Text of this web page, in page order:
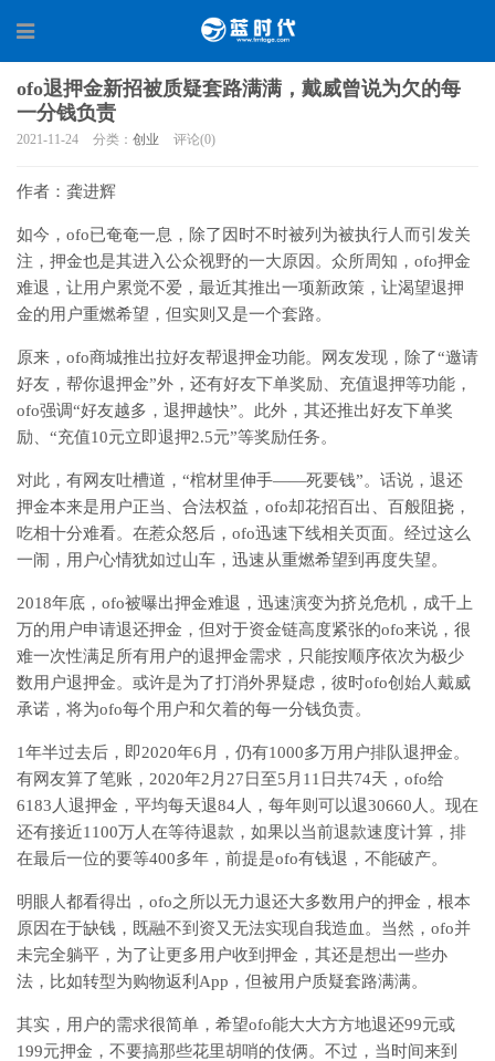
ofo退押金新招被质疑套路满满，戴威曾说为欠的每
一分钱负责
2021-11-24 分类： 创业 评论(0)
作者：龚进辉
如今，ofo已奄奄一息，除了因时不时被列为被执行人而引发关
注，押金也是其进入公众视野的一大原因。众所周知，ofo押金
难退，让用户累觉不爱，最近其推出一项新政策，让渴望退押
金的用户重燃希望，但实则又是一个套路。
原来，ofo商城推出拉好友帮退押金功能。网友发现，除了“邀请
好友，帮你退押金”外，还有好友下单奖励、充值退押等功能，
ofo强调“好友越多，退押越快”。此外，其还推出好友下单奖
励、“充值10元立即退押2.5元”等奖励任务。
对此，有网友吐槽道，“棺材里伸手——死要钱”。话说，退还
押金本来是用户正当、合法权益，ofo却花招百出、百般阻挠，
吃相十分难看。在惹众怒后，ofo迅速下线相关页面。经过这么
一闹，用户心情犹如过山车，迅速从重燃希望到再度失望。
2018年底，ofo被曝出押金难退，迅速演变为挤兑危机，成千上
万的用户申请退还押金，但对于资金链高度紧张的ofo来说，很
难一次性满足所有用户的退押金需求，只能按顺序依次为极少
数用户退押金。或许是为了打消外界疑虑，彼时ofo创始人戴威
承诺，将为ofo每个用户和欠着的每一分钱负责。
1年半过去后，即2020年6月，仍有1000多万用户排队退押金。
有网友算了笔账，2020年2月27日至5月11日共74天，ofo给
6183人退押金，平均每天退84人，每年则可以退30660人。现在
还有接近1100万人在等待退款，如果以当前退款速度计算，排
在最后一位的要等400多年，前提是ofo有钱退，不能破产。
明眼人都看得出，ofo之所以无力退还大多数用户的押金，根本
原因在于缺钱，既融不到资又无法实现自我造血。当然，ofo并
未完全躺平，为了让更多用户收到押金，其还是想出一些办
法，比如转型为购物返利App，但被用户质疑套路满满。
其实，用户的需求很简单，希望ofo能大大方方地退还99元或
199元押金，不要搞那些花里胡哨的伎俩。不过，当时间来到